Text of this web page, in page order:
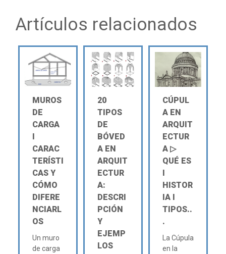
Artículos relacionados
MUROS
DE
CARGA
Ι
CARAC
TERÍSTI
CAS Y
CÓMO
DIFERE
NCIARL
OS
Un muro
de carga
20
TIPOS
DE
BÓVED
A EN
ARQUIT
ECTUR
A:
DESCRI
PCIÓN
Y
EJEMP
LOS
CÚPUL
A EN
ARQUIT
ECTUR
A ▷
QUÉ ES
Ι
HISTOR
IA Ι
TIPOS..
.
La Cúpula
en la